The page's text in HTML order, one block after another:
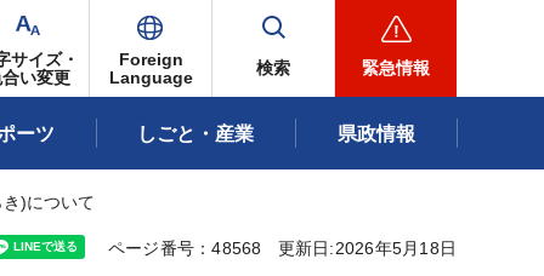
サイズ・
い変更
Foreign
Language
検索 緊急情報
ーツ しごと・産業 県政情報
)について
ページ番号：48568 更新日:2026年5月18日